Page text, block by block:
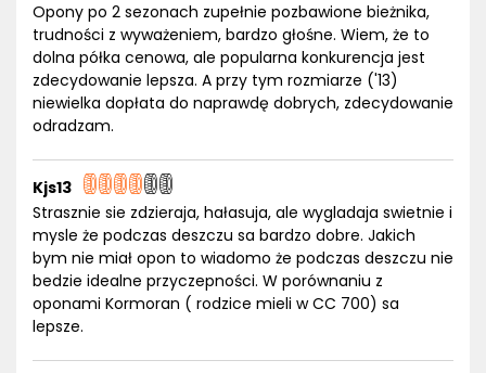
Opony po 2 sezonach zupełnie pozbawione bieżnika,
trudności z wyważeniem, bardzo głośne. Wiem, że to
dolna półka cenowa, ale popularna konkurencja jest
zdecydowanie lepsza. A przy tym rozmiarze ('13)
niewielka dopłata do naprawdę dobrych, zdecydowanie
odradzam.
Kjs13
Strasznie sie zdzieraja, hałasuja, ale wygladaja swietnie i
mysle że podczas deszczu sa bardzo dobre. Jakich
bym nie miał opon to wiadomo że podczas deszczu nie
bedzie idealne przyczepności. W porównaniu z
oponami Kormoran ( rodzice mieli w CC 700) sa
lepsze.